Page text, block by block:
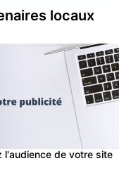
locaux
l'audience de votre site